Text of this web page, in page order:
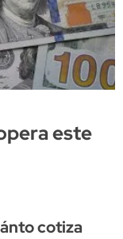
este
cotiza